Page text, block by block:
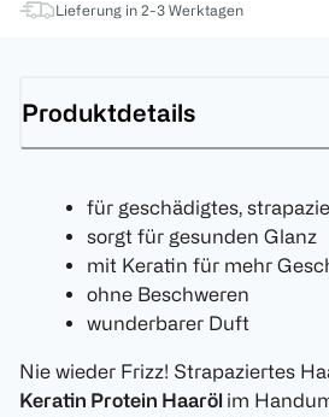
Lieferung in 2-3 Werktagen
Produktdetails
für geschädigtes,
sorgt für gesunden Glanz
mit Keratin für mehr
ohne Beschweren
wunderbarer Duft
Nie wieder Frizz! Strapaziertes
Keratin Protein Haaröl im